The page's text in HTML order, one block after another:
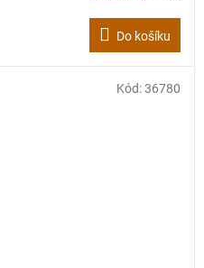
Do košíku
Kód:36780